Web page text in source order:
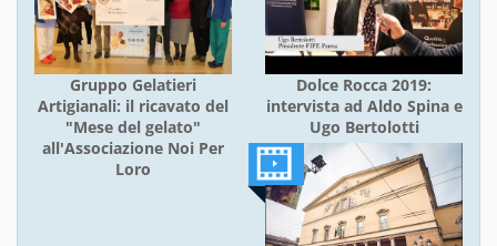
Gruppo Gelatieri
Artigianali: il ricavato del
"Mese del gelato"
all'Associazione Noi Per
Loro
Dolce Rocca 2019:
intervista ad Aldo Spina e
Ugo Bertolotti